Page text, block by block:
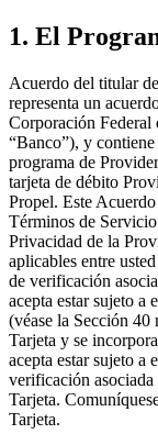
1. El
Acuerdo del titular
representa un
Corporación Federal
“Banco”), y
programa de
tarjeta de débito
Propel. Este
Términos de
Privacidad de la
aplicables entre
de verificación
acepta estar sujeto a
(véase la Sección 40
Tarjeta y se
acepta estar sujeto a
verificación
Tarjeta.
Tarjeta.